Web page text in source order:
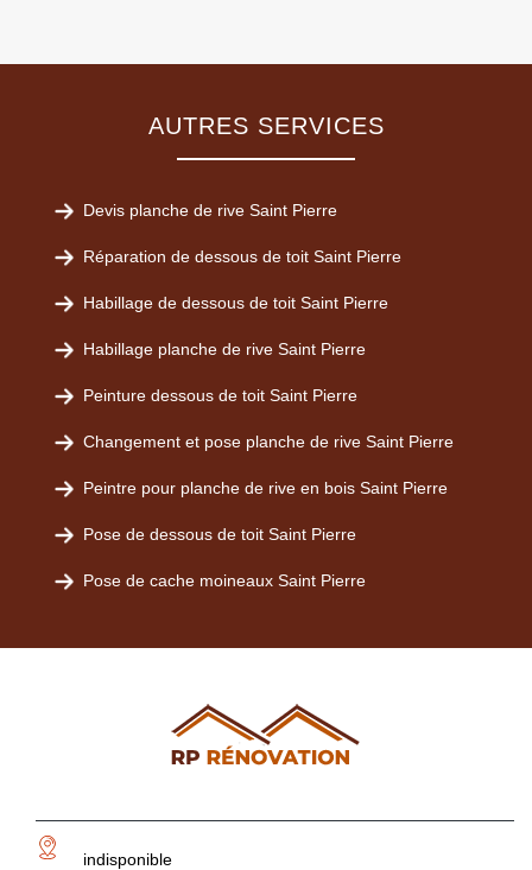
AUTRES SERVICES
Devis planche de rive Saint Pierre
Réparation de dessous de toit Saint Pierre
Habillage de dessous de toit Saint Pierre
Habillage planche de rive Saint Pierre
Peinture dessous de toit Saint Pierre
Changement et pose planche de rive Saint Pierre
Peintre pour planche de rive en bois Saint Pierre
Pose de dessous de toit Saint Pierre
Pose de cache moineaux Saint Pierre
indisponible